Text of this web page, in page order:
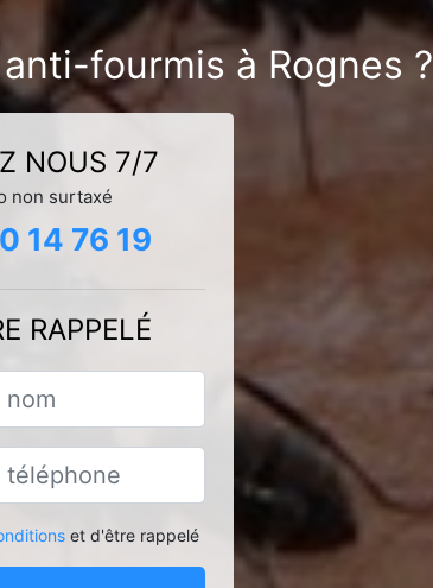
fourmis à Rognes ?
NOUS 7/7
non surtaxé
14 76 19
RAPPELÉ
et d'être rappelé